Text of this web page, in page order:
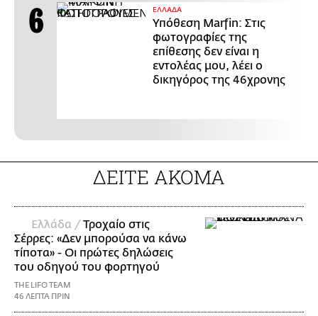
ΕΛΛΑΔΑ
Υπόθεση Marfin: Στις
φωτογραφίες της
επίθεσης δεν είναι η
εντολέας μου, λέει ο
δικηγόρος της 46χρονης
ΔΕΙΤΕ ΑΚΟΜΑ
Ελλάδα /Τροχαίο στις
Σέρρες: «Δεν μπορούσα να κάνω
τίποτα» - Οι πρώτες δηλώσεις
του οδηγού του φορτηγού
THE LIFO TEAM
46 ΛΕΠΤΑ ΠΡΙΝ